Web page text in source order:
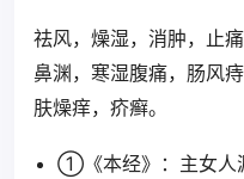
祛风，燥湿，消肿，止
鼻渊，寒湿腹痛，肠风
肤燥痒，疥癣。
①《本经》：主女人